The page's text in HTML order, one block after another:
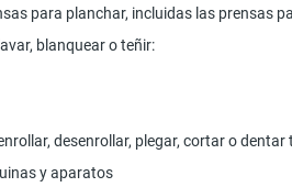
para planchar, incluidas las prensas
blanquear o teñir:
desenrollar, plegar, cortar o dentar
y aparatos